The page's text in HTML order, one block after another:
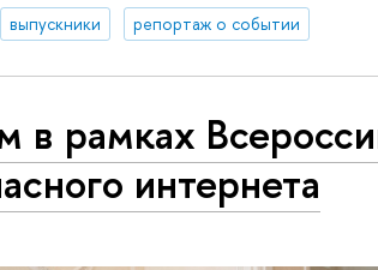
выпускники репортаж о событии
в рамках
интернета